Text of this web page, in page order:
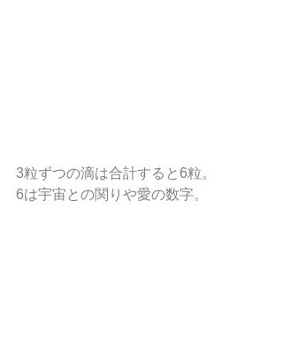
3粒ずつの滴は合計すると6粒。
6は宇宙との関りや愛の数字。